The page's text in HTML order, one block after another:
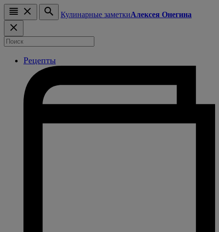
Кулинарные заметкиАлексея Онегина
Рецепты